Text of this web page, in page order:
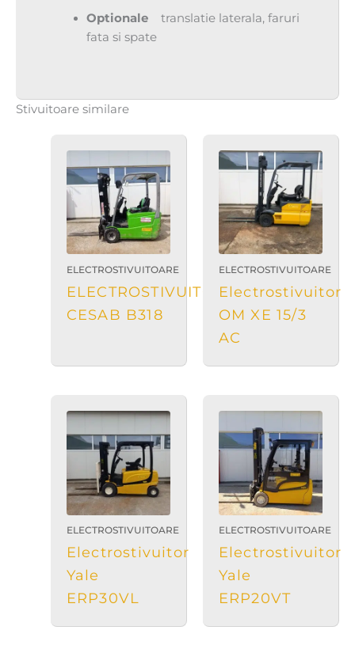
Optionale translatie laterala, faruri
fata si spate
Stivuitoare similare
ELECTROSTIVUITOARE
ELECTROSTIVUITOR
CESAB B318
ELECTROSTIVUITOARE
Electrostivuitor
OM XE 15/3
AC
ELECTROSTIVUITOARE
Electrostivuitor
Yale
ERP30VL
ELECTROSTIVUITOARE
Electrostivuitor
Yale
ERP20VT